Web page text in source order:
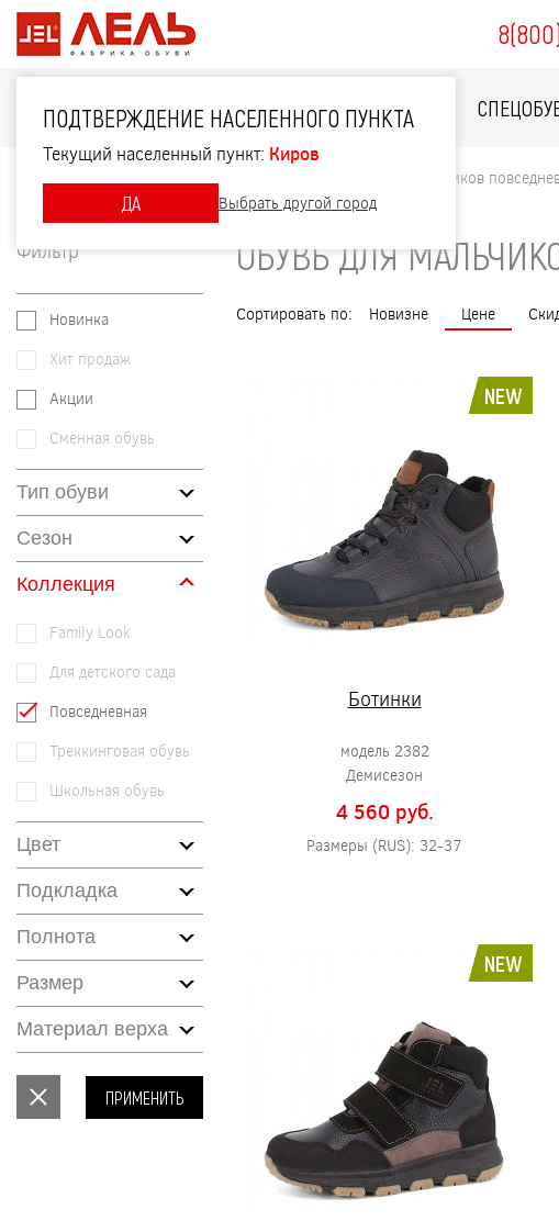
ПОДТВЕРЖДЕНИЕ НАСЕЛЕННОГО ПУНКТА
Текущий населенный пункт: Киров
ДА Выбрать другой город
ДЛЯ НЕЁ ДЛЯ НЕГО ДЛЯ ДЕТЕЙ
Обувь для мальчиков
Фильтр
Новинка
Хит продаж
Акции
Сменная обувь
Тип обуви
Сезон
Коллекция
Family Look
Для детского сада
Повседневная
Треккинговая обувь
Школьная обувь
Цвет
Подкладка
Полнота
Размер
Материал верха
ПРИМЕНИТЬ
ОБУВЬ ДЛЯ
Сортировать по: Новизне Цене
NEW
Ботинки
модель 2382
Демисезон
4 560 pуб.
Размеры (RUS): 32-37
NEW